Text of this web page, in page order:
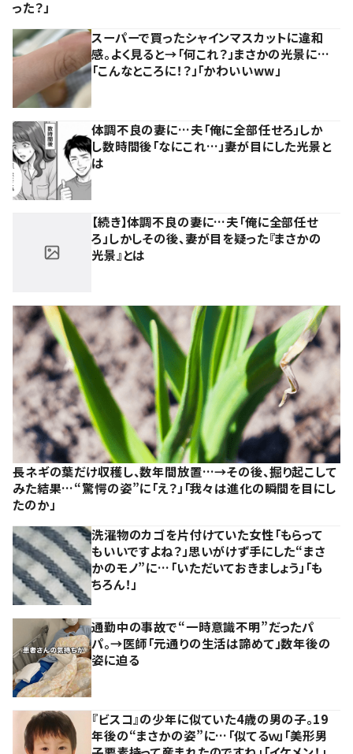
った？」
スーパーで買ったシャインマスカットに違和
感。よく見ると→「何これ？」まさかの光景に…
「こんなところに！？」「かわいいww」
体調不良の妻に…夫「俺に全部任せろ」しか
し数時間後「なにこれ…」妻が目にした光景と
は
【続き】体調不良の妻に…夫「俺に全部任せ
ろ」しかしその後、妻が目を疑った『まさかの
光景』とは
長ネギの葉だけ収穫し、数年間放置…→その後、掘り起こして
みた結果…“驚愕の姿”に「え？」「我々は進化の瞬間を目にし
たのか」
洗濯物のカゴを片付けていた女性「もらって
もいいですよね？」思いがけず手にした“まさ
かのモノ”に…「いただいておきましょう」「も
ちろん！」
通勤中の事故で“一時意識不明”だったパ
パ。→医師「元通りの生活は諦めて」数年後の
姿に迫る
『ビスコ』の少年に似ていた4歳の男の子。19
年後の“まさかの姿”に…「似てるｗ」「美形男